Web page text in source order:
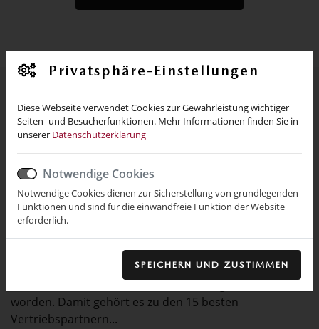
Privatsphäre-Einstellungen
Diese Webseite verwendet Cookies zur Gewährleistung wichtiger
Seiten- und Besucherfunktionen. Mehr Informationen finden Sie in
unserer Datenschutzerklärung
Notwendige Cookies
Notwendige Cookies dienen zur Sicherstellung von grundlegenden
Funktionen und sind für die einwandfreie Funktion der Website
erforderlich.
SPEICHERN UND ZUSTIMMEN
Neuigkeiten
Dealer Excellence Award 2021
Autohaus Günter Haselbach erhält
Auszeichnung für die zufriedensten Kunden
Kundenzufriedenheit ist das Mazda Autohaus Günter
Haselbach e.K. Inhaber Thomas Haselbach jetzt mit
dem Dealer Excellence Award 2021 ausgezeichnet
worden. Damit gehört es zu den 15 besten
Vertriebspartnern...